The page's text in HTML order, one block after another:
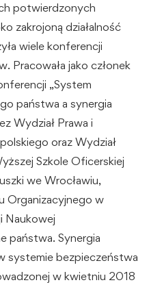
potwierdzonych
zakrojoną działalność
wiele konferencji
Pracowała jako członek
„System
państwa a synergia
Wydział Prawa i
oraz Wydział
Szkole Oficerskiej
we Wrocławiu,
Organizacyjnego w
Naukowej
państwa. Synergia
systemie bezpieczeństwa
w kwietniu 2018